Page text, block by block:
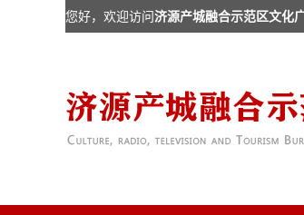
您好，欢迎访问济源产城融合示范区文化